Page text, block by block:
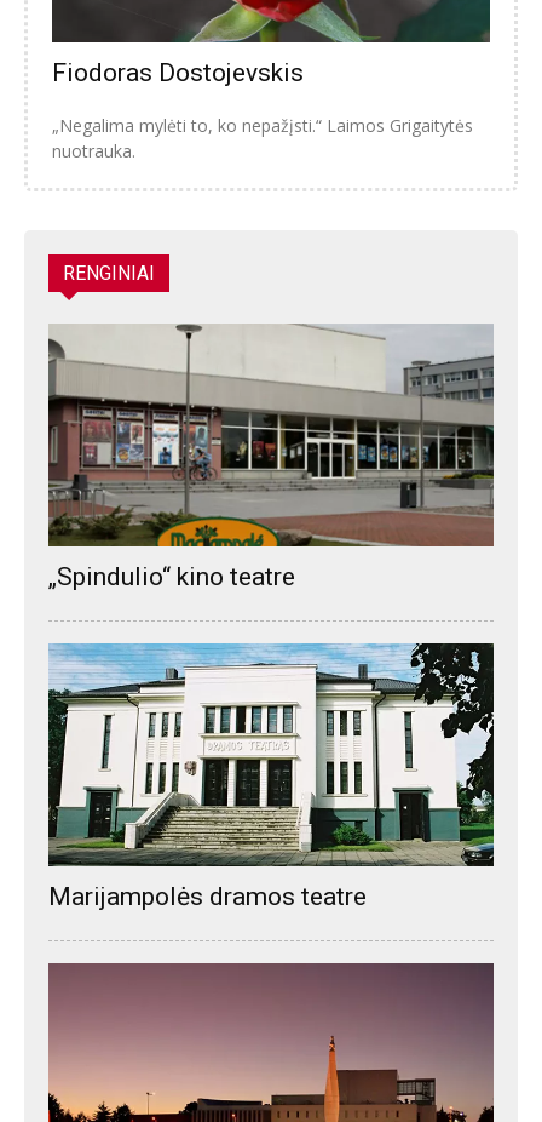
Fiodoras Dostojevskis
„Negalima mylėti to, ko nepažįsti.“ Laimos Grigaitytės
nuotrauka.
RENGINIAI
„Spindulio“ kino teatre
Marijampolės dramos teatre